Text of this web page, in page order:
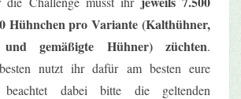
Hühnchen pro Variante (Kalthühner,
gemäßigte Hühner) züchten.
nutzt ihr dafür am besten eure
dabei bitte die geltenden